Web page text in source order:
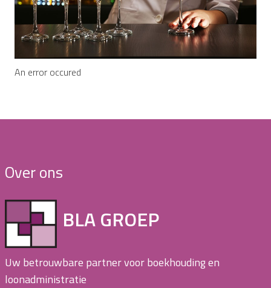
An error occured
Over ons
BLA GROEP
Uw betrouwbare partner voor boekhouding en
loonadministratie